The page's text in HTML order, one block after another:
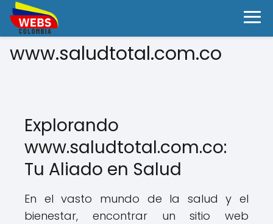
www.saludtotal.com.co
Explorando
www.saludtotal.com.co:
Tu Aliado en Salud
En el vasto mundo de la salud y el
bienestar, encontrar un sitio web